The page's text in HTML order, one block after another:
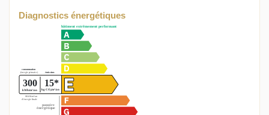
Diagnostics énergétiques